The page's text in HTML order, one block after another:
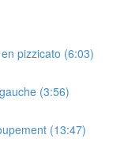
pizzicato (6:03)
(3:56)
(13:47)